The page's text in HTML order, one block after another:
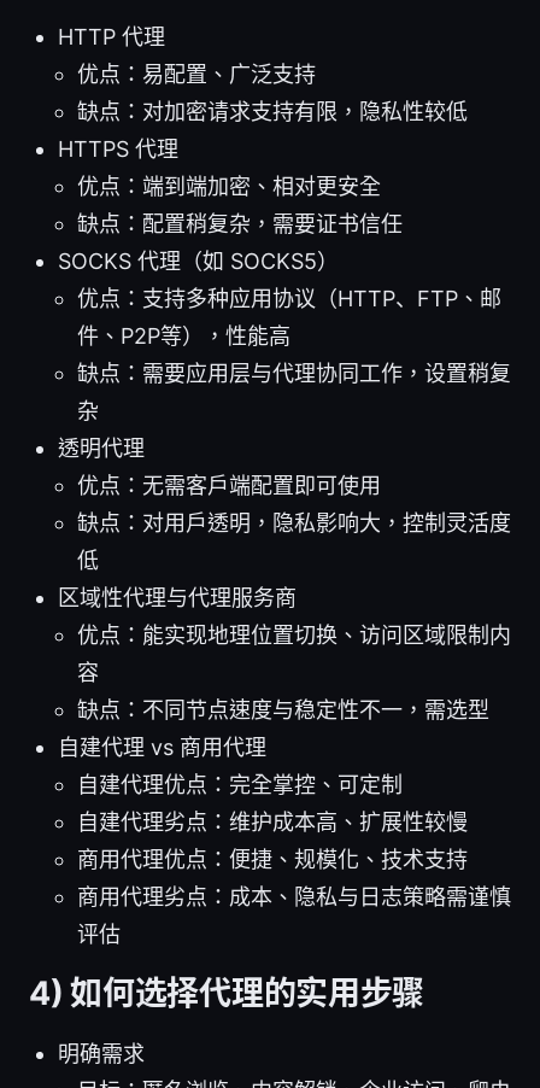
HTTP 代理
优点：易配置、广泛支持
缺点：对加密请求支持有限，隐私性较低
HTTPS 代理
优点：端到端加密、相对更安全
缺点：配置稍复杂，需要证书信任
SOCKS 代理（如 SOCKS5）
优点：支持多种应用协议（HTTP、FTP、邮
件、P2P等），性能高
缺点：需要应用层与代理协同工作，设置稍复
杂
透明代理
优点：无需客户端配置即可使用
缺点：对用户透明，隐私影响大，控制灵活度
低
区域性代理与代理服务商
优点：能实现地理位置切换、访问区域限制内
容
缺点：不同节点速度与稳定性不一，需选型
自建代理 vs 商用代理
自建代理优点：完全掌控、可定制
自建代理劣点：维护成本高、扩展性较慢
商用代理优点：便捷、规模化、技术支持
商用代理劣点：成本、隐私与日志策略需谨慎
评估
4) 如何选择代理的实用步骤
明确需求